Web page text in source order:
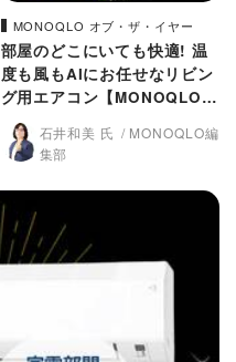
MONOQLO オブ・ザ・イヤー
部屋のどこにいても快適! 温
度も風もAIにお任せなリビン
グ用エアコン【MONOQLO2
024上半期ベストバイ】
石井和美 氏
MONOQLO編
集部